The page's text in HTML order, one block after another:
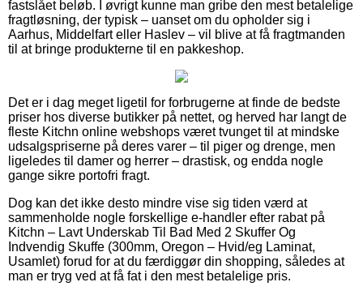
fastslået beløb. I øvrigt kunne man gribe den mest betalelige
fragtløsning, der typisk – uanset om du opholder sig i
Aarhus, Middelfart eller Haslev – vil blive at få fragtmanden
til at bringe produkterne til en pakkeshop.
Det er i dag meget ligetil for forbrugerne at finde de bedste
priser hos diverse butikker på nettet, og herved har langt de
fleste Kitchn online webshops været tvunget til at mindske
udsalgspriserne på deres varer – til piger og drenge, men
ligeledes til damer og herrer – drastisk, og endda nogle
gange sikre portofri fragt.
Dog kan det ikke desto mindre vise sig tiden værd at
sammenholde nogle forskellige e-handler efter rabat på
Kitchn – Lavt Underskab Til Bad Med 2 Skuffer Og
Indvendig Skuffe (300mm, Oregon – Hvid/eg Laminat,
Usamlet) forud for at du færdiggør din shopping, således at
man er tryg ved at få fat i den mest betalelige pris.